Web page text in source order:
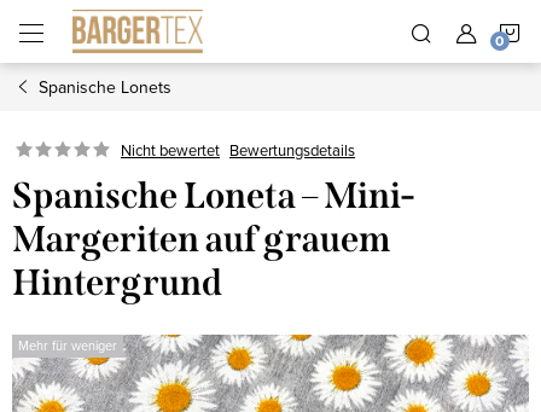
Inhalt
springen
Spanische Lonets
Nicht bewertet Bewertungsdetails
Spanische Loneta – Mini-
Margeriten auf grauem
Hintergrund
Mehr für weniger